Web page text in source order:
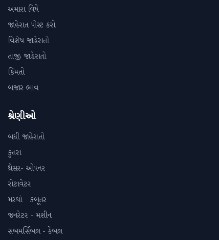
અમારા વિષે
જાહેરાત પોસ્ટ કરો
વિશેષ જાહેરાતો
તાજી જાહેરાતો
કિંમતો
બજાર ભાવ
શ્રેણીઓ
બધી જાહેરાતો
કુતરા
થ્રેસર- ઓપનર
રોટાવેટર
મરઘાં - કબૂતર
જનરેટર - મશીન
સબમર્સિબલ - કેબલ